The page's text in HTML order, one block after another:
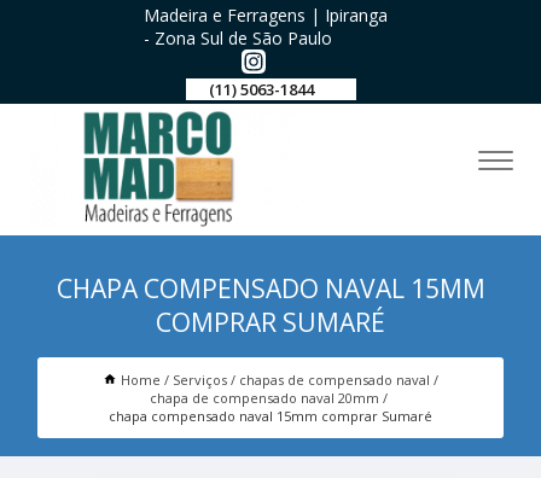
Madeira e Ferragens | Ipiranga
- Zona Sul de São Paulo
(11) 5063-1844
CHAPA COMPENSADO NAVAL 15MM
COMPRAR SUMARÉ
Home Serviços
chapas de compensado naval
chapa de compensado naval 20mm
chapa compensado naval 15mm comprar Sumaré